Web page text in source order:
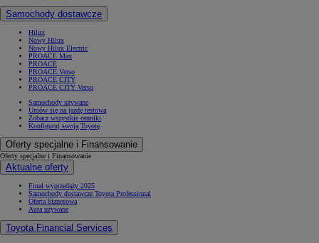
Samochody dostawcze
Hilux
Nowy Hilux
Nowy Hilux Electric
PROACE Max
PROACE
PROACE Verso
PROACE CITY
PROACE CITY Verso
Samochody używane
Umów się na jazdę testową
Zobacz wszystkie cenniki
Konfiguruj swoją Toyotę
Oferty specjalne i Finansowanie
Oferty specjalne i Finansowanie
Aktualne oferty
Finał wyprzedaży 2025
Samochody dostawcze Toyota Professional
Oferta biznesowa
Auta używane
Toyota Financial Services